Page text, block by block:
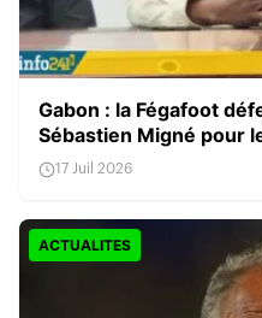
Gabon : la Fégafoot
Sébastien Migné pour
17 Juil 2026
ACTUALITES